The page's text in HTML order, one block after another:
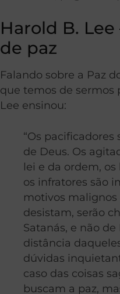
Harold B.
de paz
Falando sobre a Paz
que temos de sermos
Lee ensinou:
“Os pacificadores
de Deus. Os
lei e da ordem,
os infratores são
motivos malignos
desistam, serão
Satanás, e não
distância
dúvidas
caso das coisas
buscam a paz,